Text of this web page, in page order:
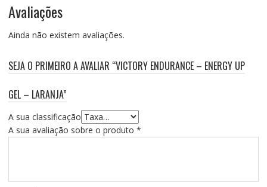
Avaliações
Ainda não existem avaliações.
SEJA O PRIMEIRO A AVALIAR “VICTORY ENDURANCE – ENERGY UP
GEL – LARANJA”
A sua classificação
A sua avaliação sobre o produto *